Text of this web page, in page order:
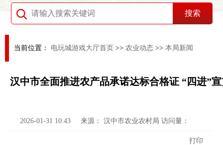
当前位置： 电玩城游戏大厅首页 >> 农业动态 >> 本局新闻
汉中市全面推进农产品承诺达标合格证 “四进”
2026-01-31 10:43 来源： 汉中市农业农村局 访问量：
打印